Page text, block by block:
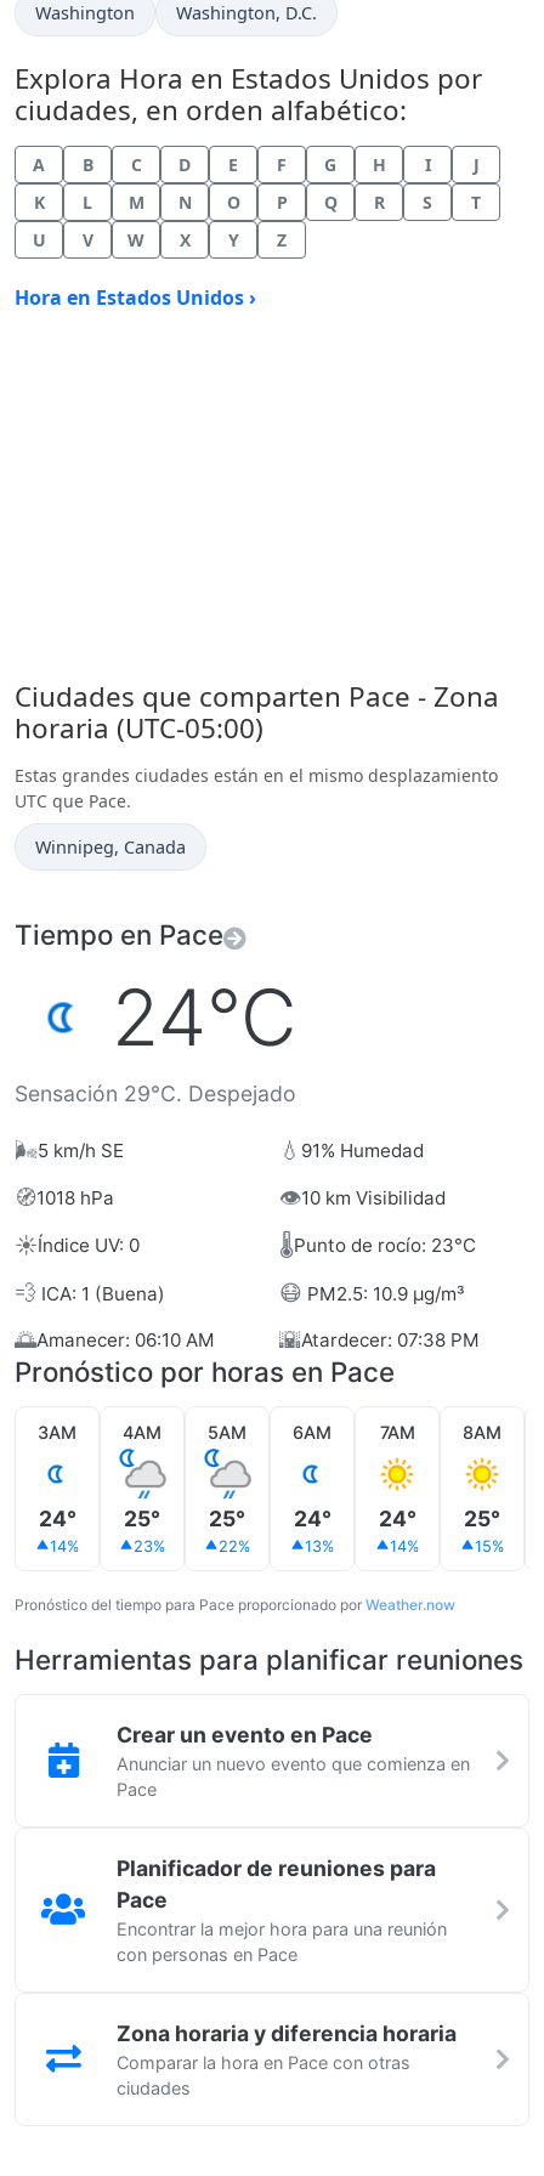
Hora actual en
Washington Hora actual en
Washington, D.C.
Explora Hora en Estados Unidos por
ciudades, en orden alfabético:
A B C D E F G H I
J
K
L M N O P Q R S
T
U
V W X Y Z
Hora en Estados Unidos ›
Ciudades que comparten Pace - Zona
horaria (UTC-05:00)
Estas grandes ciudades están en el mismo desplazamiento
UTC que Pace.
Hora actual en
Winnipeg, Canada
Tiempo en Pace
24°C
Sensación 29°C. Despejado
🌬️5 km/h SE 💧 91% Humedad
🧭1018 hPa 👁️10 km Visibilidad
☀️Índice UV: 0 🌡️Punto de rocío: 23°C
💨 ICA: 1 (Buena) 😷 PM2.5: 10.9 µg/m³
🌅Amanecer: 06:10 AM 🌇Atardecer: 07:38 PM
Pronóstico por horas en Pace
3AM
24°
14%
4AM
25°
23%
5AM
25°
22%
6AM
24°
13%
7AM
24°
14%
8AM
25°
15%
Pronóstico del tiempo para Pace proporcionado por Weather.now
Herramientas para planificar reuniones
Crear un evento en Pace
Anunciar un nuevo evento que comienza en
Pace
Planificador de reuniones para
Pace
Encontrar la mejor hora para una reunión
con personas en Pace
Zona horaria y diferencia horaria
Comparar la hora en Pace con otras
ciudades